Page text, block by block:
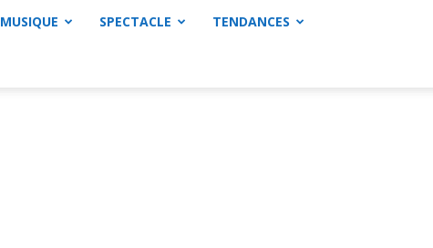
MUSIQUE SPECTACLE TENDANCES